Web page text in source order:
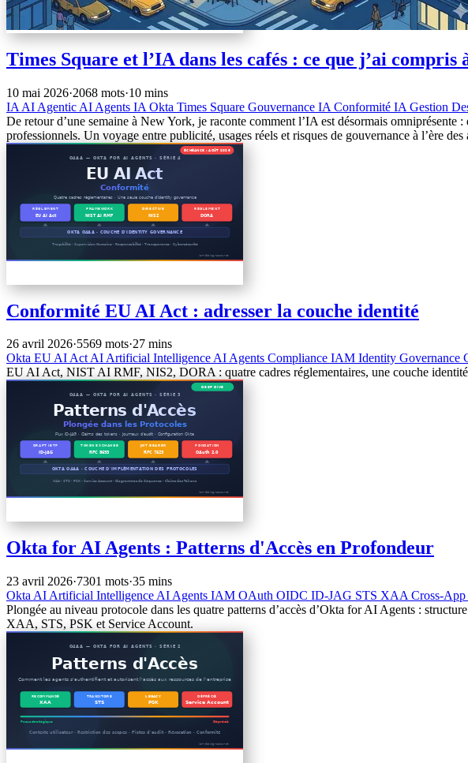
Times Square et l’IA dans les cafés : ce que j’ai compris
10 mai 2026·2068 mots·10 mins
IA AI Agentic AI Agents IA Okta Times Square Gouvernance IA Conformité IA Gestion
De retour d’une semaine à New York, je raconte comment l’IA est désormais
professionnels. Un voyage entre publicité, usages réels et risques de gouvernance à l’ère des
Conformité EU AI Act : adresser la couche identité
26 avril 2026·5569 mots·27 mins
Okta EU AI ActAIArtificial IntelligenceAI Agents Compliance IAM Identity Governance
EU AI Act, NIST AI RMF, NIS2, DORA : quatre cadres réglementaires, une couche
Okta for AI Agents : Patterns d'Accès en Profondeur
23 avril 2026·7301 mots·35 mins
Okta AI Artificial Intelligence AI Agents IAM OAuth OIDC ID-JAG STS XAA Cross-App
Plongée au niveau protocole dans les quatre patterns d’accès d’Okta for AI Agents :
XAA, STS, PSK et Service Account.